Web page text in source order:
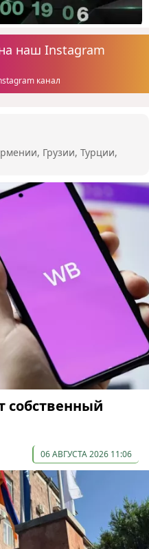
наш Instagram
канал
Грузии, Турции,
собственный
06 АВГУСТА 2026 11:06